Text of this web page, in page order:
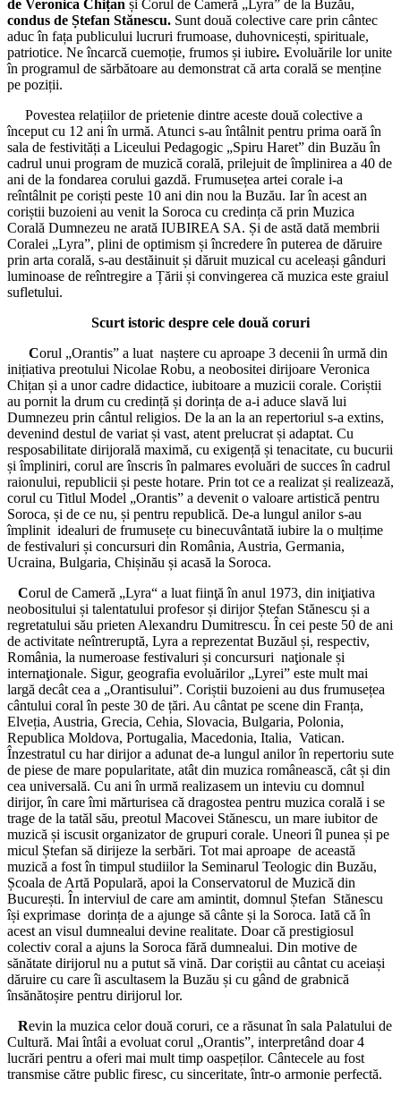
de Veronica Chițan și Corul de Cameră „Lyra” de la Buzău,
condus de Ștefan Stănescu. Sunt două colective care prin cântec
aduc în fața publicului lucruri frumoase, duhovnicești, spirituale,
patriotice. Ne încarcă cuemoție, frumos și iubire. Evoluările lor unite
în programul de sărbătoare au demonstrat că arta corală se menține
pe poziții.
Povestea relațiilor de prietenie dintre aceste două colective a
început cu 12 ani în urmă. Atunci s-au întâlnit pentru prima oară în
sala de festivități a Liceului Pedagogic „Spiru Haret” din Buzău în
cadrul unui program de muzică corală, prilejuit de împlinirea a 40 de
ani de la fondarea corului gazdă. Frumusețea artei corale i-a
reîntâlnit pe coriști peste 10 ani din nou la Buzău. Iar în acest an
coriștii buzoieni au venit la Soroca cu credința că prin Muzica
Corală Dumnezeu ne arată IUBIREA SA. Și de astă dată membrii
Coralei „Lyra”, plini de optimism și încredere în puterea de dăruire
prin arta corală, s-au destăinuit și dăruit muzical cu aceleași gânduri
luminoase de reîntregire a Țării și convingerea că muzica este graiul
sufletului.
Scurt istoric despre cele două coruri
Corul „Orantis” a luat naștere cu aproape 3 decenii în urmă din
inițiativa preotului Nicolae Robu, a neobositei dirijoare Veronica
Chițan și a unor cadre didactice, iubitoare a muzicii corale. Coriștii
au pornit la drum cu credință și dorința de a-i aduce slavă lui
Dumnezeu prin cântul religios. De la an la an repertoriul s-a extins,
devenind destul de variat și vast, atent prelucrat și adaptat. Cu
resposabilitate dirijorală maximă, cu exigență și tenacitate, cu bucurii
și împliniri, corul are înscris în palmares evoluări de succes în cadrul
raionului, republicii și peste hotare. Prin tot ce a realizat și realizează,
corul cu Titlul Model „Orantis” a devenit o valoare artistică pentru
Soroca, și de ce nu, și pentru republică. De-a lungul anilor s-au
împlinit idealuri de frumusețe cu binecuvântată iubire la o mulțime
de festivaluri și concursuri din România, Austria, Germania,
Ucraina, Bulgaria, Chișinău și acasă la Soroca.
Corul de Cameră „Lyra“ a luat fiinţă în anul 1973, din iniţiativa
neobositului și talentatului profesor și dirijor Ștefan Stănescu și a
regretatului său prieten Alexandru Dumitrescu. În cei peste 50 de ani
de activitate neîntreruptă, Lyra a reprezentat Buzăul și, respectiv,
România, la numeroase festivaluri și concursuri naţionale și
internaţionale. Sigur, geografia evoluărilor „Lyrei” este mult mai
largă decât cea a „Orantisului”. Coriștii buzoieni au dus frumusețea
cântului coral în peste 30 de țări. Au cântat pe scene din Franța,
Elveția, Austria, Grecia, Cehia, Slovacia, Bulgaria, Polonia,
Republica Moldova, Portugalia, Macedonia, Italia, Vatican.
Înzestratul cu har dirijor a adunat de-a lungul anilor în repertoriu sute
de piese de mare popularitate, atât din muzica românească, cât și din
cea universală. Cu ani în urmă realizasem un inteviu cu domnul
dirijor, în care îmi mărturisea că dragostea pentru muzica corală i se
trage de la tatăl său, preotul Macovei Stănescu, un mare iubitor de
muzică și iscusit organizator de grupuri corale. Uneori îl punea și pe
micul Ștefan să dirijeze la serbări. Tot mai aproape de această
muzică a fost în timpul studiilor la Seminarul Teologic din Buzău,
Școala de Artă Populară, apoi la Conservatorul de Muzică din
București. În interviul de care am amintit, domnul Ștefan Stănescu
își exprimase dorința de a ajunge să cânte și la Soroca. Iată că în
acest an visul dumnealui devine realitate. Doar că prestigiosul
colectiv coral a ajuns la Soroca fără dumnealui. Din motive de
sănătate dirijorul nu a putut să vină. Dar coriștii au cântat cu aceiași
dăruire cu care îi ascultasem la Buzău și cu gând de grabnică
însănătoșire pentru dirijorul lor.
Revin la muzica celor două coruri, ce a răsunat în sala Palatului de
Cultură. Mai întâi a evoluat corul „Orantis”, interpretând doar 4
lucrări pentru a oferi mai mult timp oaspeților. Cântecele au fost
transmise către public firesc, cu sinceritate, într-o armonie perfectă.